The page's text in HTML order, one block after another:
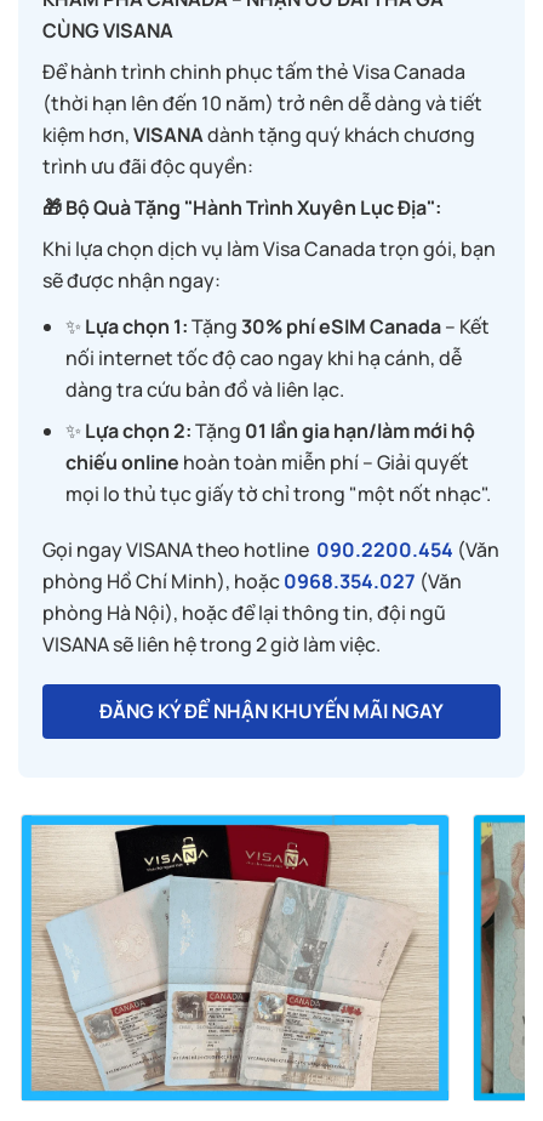
CÙNG VISANA
Để hành trình chinh phục tấm thẻ Visa Canada
(thời hạn lên đến 10 năm) trở nên dễ dàng và tiết
kiệm hơn,VISANAdành tặng quý khách chương
trình ưu đãi độc quyền:
🎁 Bộ Quà Tặng "Hành Trình Xuyên Lục Địa":
Khi lựa chọn dịch vụ làm Visa Canada trọn gói, bạn
sẽ được nhận ngay:
✨ Lựa chọn 1:Tặng30% phí eSIM Canada– Kết
nối internet tốc độ cao ngay khi hạ cánh, dễ
dàng tra cứu bản đồ và liên lạc.
✨ Lựa chọn 2:Tặng 01 lần gia hạn/làm mới hộ
chiếu online hoàn toàn miễn phí – Giải quyết
mọi lo thủ tục giấy tờ chỉ trong "một nốt nhạc".
Gọi ngay VISANA theo hotline 090.2200.454 (Văn
phòng Hồ Chí Minh), hoặc0968.354.027 (Văn
phòng Hà Nội), hoặc để lại thông tin, đội ngũ
VISANA sẽ liên hệ trong 2 giờ làm việc.
ĐĂNG KÝ ĐỂ NHẬN KHUYẾN MÃI NGAY